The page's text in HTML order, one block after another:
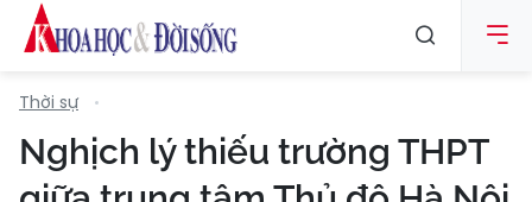
Thời sự
Nghịch lý thiếu trường THPT